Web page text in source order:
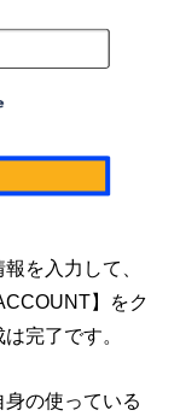
を入力して、
】をク
完了です。
の使っている